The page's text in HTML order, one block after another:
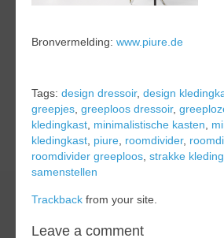
Bronvermelding: www.piure.de
Tags: design dressoir, design
greepjes, greeploos dressoir,
kledingkast, minimalistische kasten,
kledingkast, piure, roomdivider,
roomdivider greeploos, strakke
samenstellen
Trackback from your site.
Leave a comment